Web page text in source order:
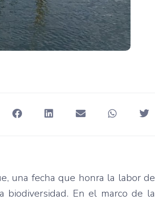
una fecha que honra la labor de
biodiversidad. En el marco de la